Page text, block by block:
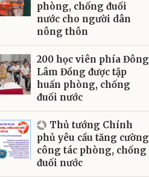
phòng, chống đuối
nước cho người dân
nông thôn
200 học viên phía Đông
Lâm Đồng được tập
huấn phòng, chống
đuối nước
Thủ tướng Chính
phủ yêu cầu tăng cường
công tác phòng, chống
đuối nước